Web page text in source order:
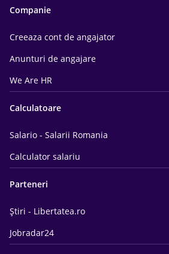
Companie
Creeaza cont de angajator
Anunturi de angajare
We Are HR
Calculatoare
Salario - Salarii Romania
Calculator salariu
Parteneri
Știri - Libertatea.ro
Jobradar24